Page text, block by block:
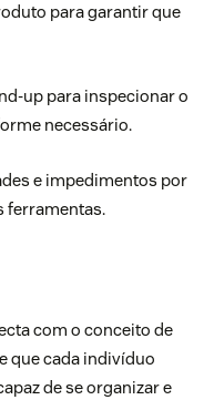
para garantir que
up para inspecionar o
necessário.
e impedimentos por
ferramentas.
com o conceito de
que cada indivíduo
de se organizar e